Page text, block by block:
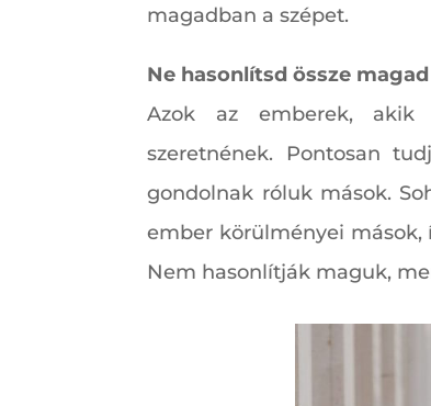
magadban a szépet.
Ne hasonlítsd össze
Azok az emberek,
szeretnének. Pontosan
gondolnak róluk mások.
ember körülményei
Nem hasonlítják maguk,